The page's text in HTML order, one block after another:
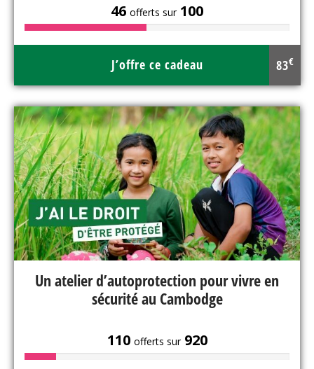
46 offerts sur100
J’offre ce cadeau 83€
Un atelier d’autoprotection pour vivre en
sécurité au Cambodge
110 offerts sur920